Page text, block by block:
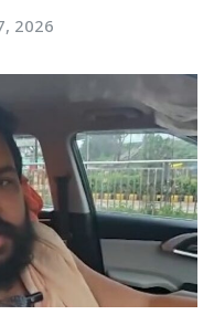
2026